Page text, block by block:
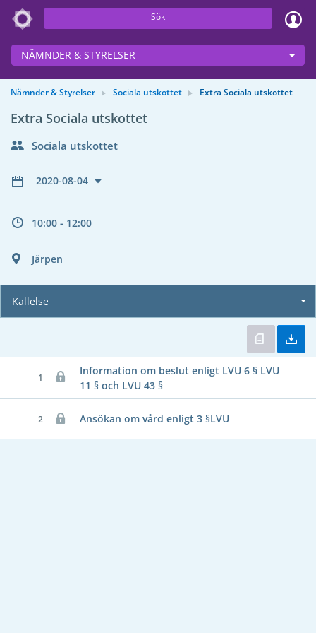
Sök
NÄMNDER & STYRELSER
Nämnder & Styrelser Sociala utskottet Extra Sociala utskottet
Extra Sociala utskottet
Sociala utskottet
2020-08-04
10:00 - 12:00
Järpen
Kallelse
1
Information om beslut enligt LVU 6 § LVU
11 § och LVU 43 §
2 Ansökan om vård enligt 3 §LVU